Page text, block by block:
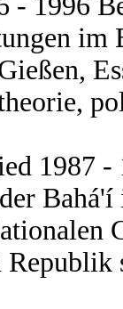
im
1987
Republik